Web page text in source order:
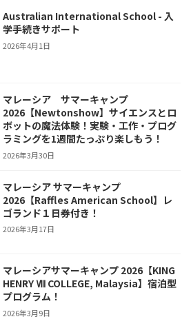
Australian International School - 入
学手続きサポート
2026年4月1日
マレーシア サマーキャンプ
2026【Newtonshow】サイエンスとロ
ボットの魔法体験！実験・工作・プログ
ラミングを1週間たっぷり楽しもう！
2026年3月30日
マレーシア サマーキャンプ
2026【Raffles American School】レ
ゴランド１日券付き！
2026年3月17日
マレーシアサマーキャンプ 2026【KING
HENRY Ⅷ COLLEGE, Malaysia】宿泊型
プログラム！
2026年3月9日